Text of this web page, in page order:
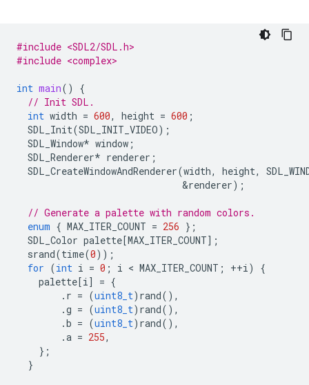
#include <SDL2/SDL.h>
#include <complex>
int main()
{
// Init SDL.
int width = 600, height = 600 ;
SDL_Init(SDL_INIT_VIDEO);
SDL_Window* window ;
SDL_Renderer* renderer ;
SDL_CreateWindowAndRenderer(width, height,
&renderer);
// Generate a palette with random colors.
enum { MAX_ITER_COUNT = 256 };
SDL_Color palette [MAX_ITER_COUNT];
srand(time(0));
for (int i = 0 ; i < MAX_ITER_COUNT ; ++i)
{
palette [i] = {
. r = (uint8_t) rand(),
.g = (uint8_t) rand(),
.b = (uint8_t) rand(),
.a = 255,
};
}